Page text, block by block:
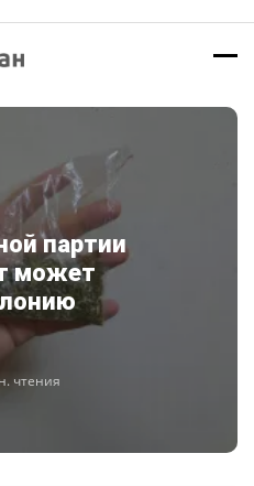
партии
может
чтения